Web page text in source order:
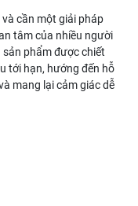
cần một giải pháp
tâm của nhiều người
sản phẩm được chiết
tới hạn, hướng đến hỗ
mang lại cảm giác dễ